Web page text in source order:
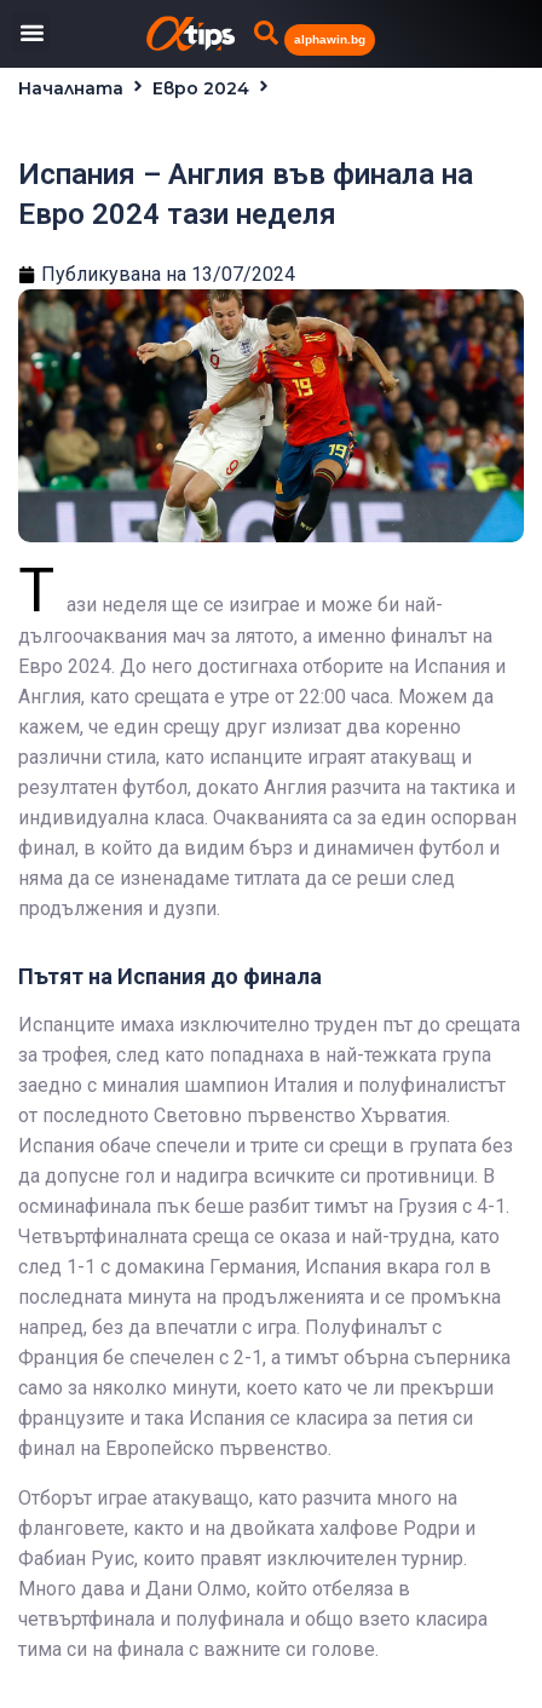
alphawin.bg
Началната
Евро 2024
Испания – Англия във финала на
Евро 2024 тази неделя
Публикувана на 13/07/2024
Т ази неделя ще се изиграе и може би най-
дългоочаквания мач за лятото, а именно финалът на
Евро 2024. До него достигнаха отборите на Испания и
Англия, като срещата е утре от 22:00 часа. Можем да
кажем, че един срещу друг излизат два коренно
различни стила, като испанците играят атакуващ и
резултатен футбол, докато Англия разчита на тактика и
индивидуална класа. Очакванията са за един оспорван
финал, в който да видим бърз и динамичен футбол и
няма да се изненадаме титлата да се реши след
продължения и дузпи.
Пътят на Испания до финала
Испанците имаха изключително труден път до срещата
за трофея, след като попаднаха в най-тежката група
заедно с миналия шампион Италия и полуфиналистът
от последното Световно първенство Хърватия.
Испания обаче спечели и трите си срещи в групата без
да допусне гол и надигра всичките си противници. В
осминафинала пък беше разбит тимът на Грузия с 4-1.
Четвъртфиналната среща се оказа и най-трудна, като
след 1-1 с домакина Германия, Испания вкара гол в
последната минута на продълженията и се промъкна
напред, без да впечатли с игра. Полуфиналът с
Франция бе спечелен с 2-1, а тимът обърна съперника
само за няколко минути, което като че ли прекърши
французите и така Испания се класира за петия си
финал на Европейско първенство.
Отборът играе атакуващо, като разчита много на
фланговете, както и на двойката халфове Родри и
Фабиан Руис, които правят изключителен турнир.
Много дава и Дани Олмо, който отбеляза в
четвъртфинала и полуфинала и общо взето класира
тима си на финала с важните си голове.